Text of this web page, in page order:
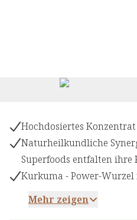
Hochdosiertes Konzentrat
Naturheilkundliche
Superfoods entfalten ihre
Kurkuma - Power-
Mehr zeigen